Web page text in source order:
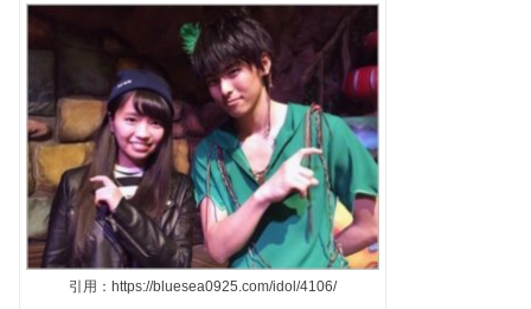
引用：https://bluesea0925.com/idol/4106/